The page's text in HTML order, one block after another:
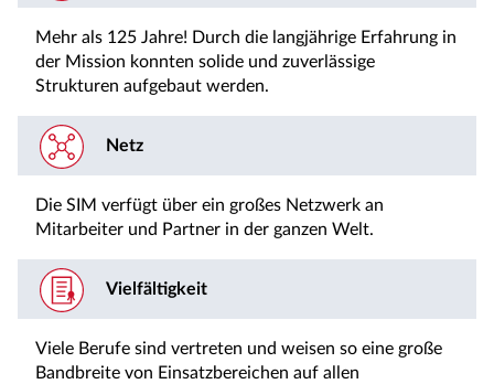
Mehr als 125 Jahre! Durch die langjährige Erfahrung in
der Mission konnten solide und zuverlässige
Strukturen aufgebaut werden.
Netz
Die SIM verfügt über ein großes Netzwerk an
Mitarbeiter und Partner in der ganzen Welt.
Vielfältigkeit
Viele Berufe sind vertreten und weisen so eine große
Bandbreite von Einsatzbereichen auf allen